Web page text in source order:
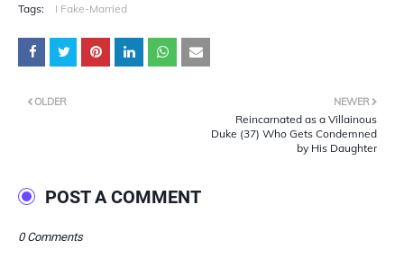
Tags: I Fake-Married
NEWER
Reincarnated as a Villainous
Duke (37) Who Gets Condemned
by His Daughter
OLDER
POST A COMMENT
0 Comments